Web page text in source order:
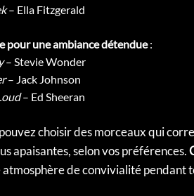
– Ella Fitzgerald
pour une ambiance détendue:
– Stevie Wonder
– Jack Johnson
– Ed Sheeran
choisir des morceaux qui
apaisantes, selon vos préférences.
de convivialité pendant